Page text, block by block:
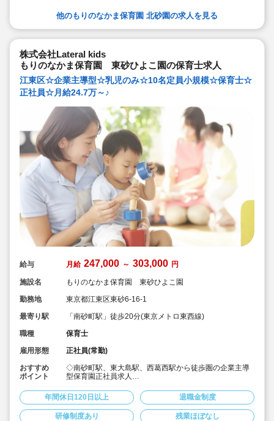
他のもりのなかま保育園 北砂園の求人を見る
株式会社Lateral kids
もりのなかま保育園 東砂ひよこ園の保育士求人
江東区☆企業主導型☆乳児のみ☆10名定員小規模☆保育士☆
正社員☆月給24.7万～♪
給与 月給 247,000 ～ 303,000 円
施設名
もりのなかま保育園 東砂ひよこ園
勤務地
東京都江東区東砂6-16-1
最寄り駅
「南砂町駅」徒歩20分(東京メトロ東西線)
職種
保育士
雇用形態
正社員(常勤)
おすすめ
ポイント
◇南砂町駅、東大島駅、西葛西駅から徒歩圏の企業主導
型保育園正社員求人
◇髪色、服装自由でのびのび働けます♪
◇10名定員、乳児のみの保育園ですので、お子様一人ひ
とり関わることができます♪
年間休日120日以上 退職金制度
研修制度あり 残業ほぼなし